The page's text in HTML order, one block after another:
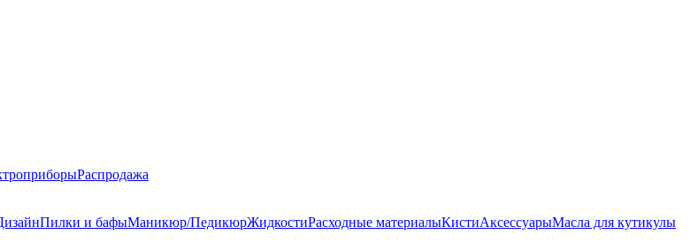
Распродажа
Пилки и бафыМаникюр/ПедикюрЖидкостиРасходные материалыКистиАксессуарыМасла для кутикулы